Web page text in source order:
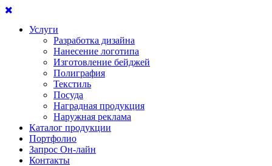
Услуги
Разработка дизайна
Нанесение логотипа
Изготовление бейджей
Полиграфия
Текстиль
Посуда
Наградная продукция
Наружная реклама
Каталог продукции
Портфолио
Запрос Он-лайн
Контакты